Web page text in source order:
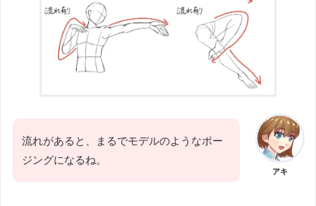
アキ
流れがあると、まるでモデルのようなポー
ジングになるね。